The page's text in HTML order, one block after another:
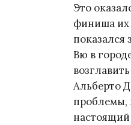
Это
финиша их
показался
Вю в
Альберто
проблемы,
настоящий